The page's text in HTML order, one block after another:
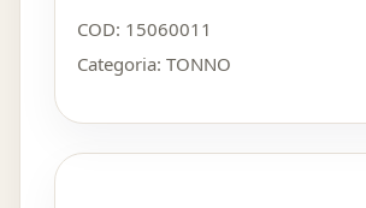
COD: 15060011
Categoria: TONNO